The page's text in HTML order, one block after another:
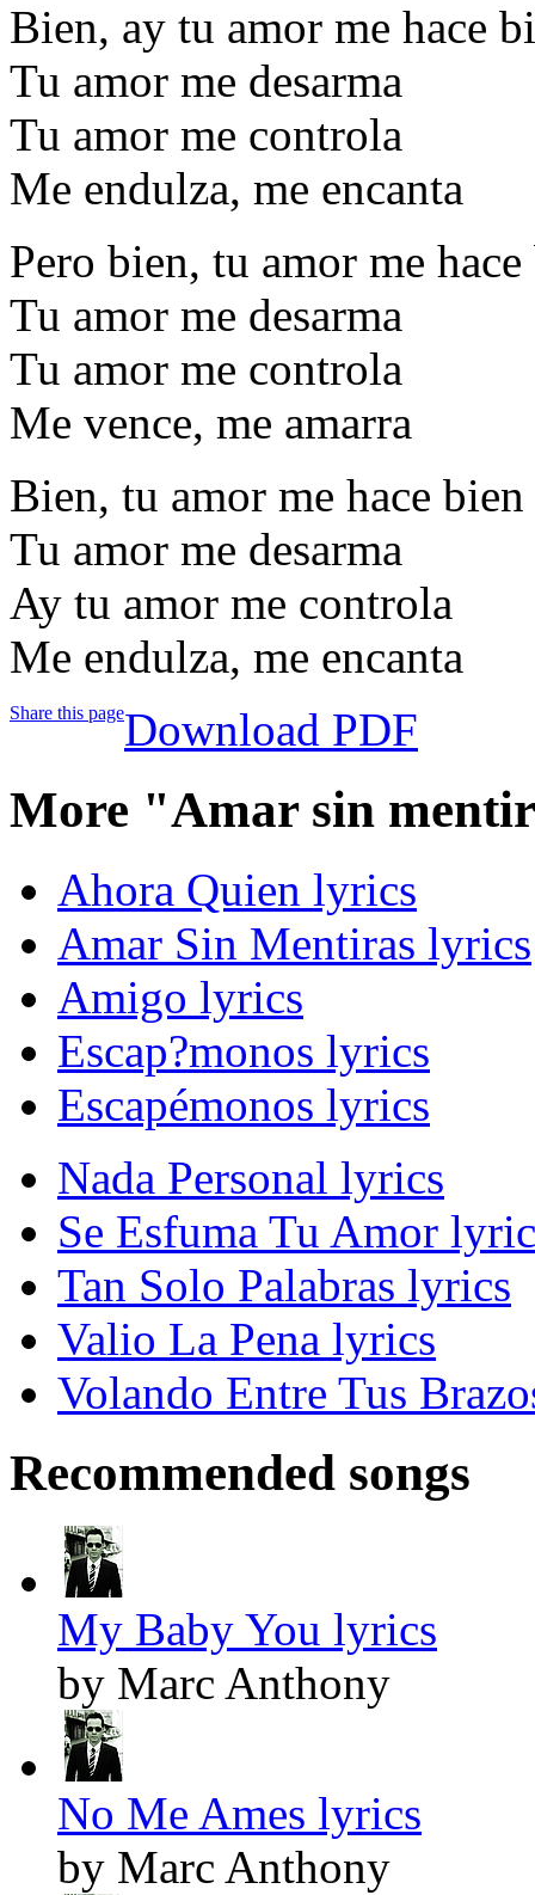
Bien, ay tu amor me hace
Tu amor me desarma
Tu amor me controla
Me endulza, me encanta
Pero bien, tu amor me
Tu amor me desarma
Tu amor me controla
Me vence, me amarra
Bien, tu amor me hace bien
Tu amor me desarma
Ay tu amor me controla
Me endulza, me encanta
Share this pageDownload PDF
More "Amar sin
Ahora Quien lyrics
Amar Sin Mentiras lyrics
Amigo lyrics
Escap?monos lyrics
Escapémonos lyrics
Nada Personal lyrics
Se Esfuma Tu Amor
Tan Solo Palabras lyrics
Valio La Pena lyrics
Volando Entre Tus
Recommended songs
My Baby You lyrics
by Marc Anthony
No Me Ames lyrics
by Marc Anthony